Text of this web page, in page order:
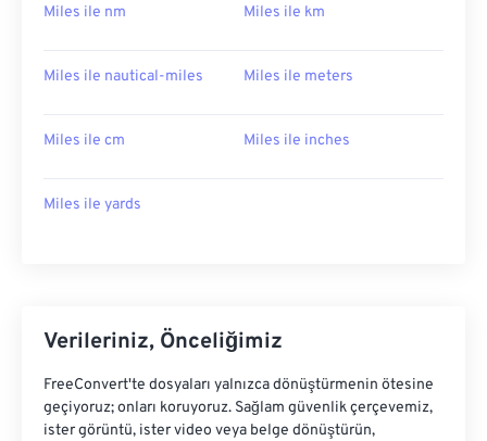
Miles ile nm Miles ile km
Miles ile nautical-miles Miles ile meters
Miles ile cm Miles ile inches
Miles ile yards
Verileriniz, Önceliğimiz
FreeConvert'te dosyaları yalnızca dönüştürmenin ötesine
geçiyoruz; onları koruyoruz. Sağlam güvenlik çerçevemiz,
ister görüntü, ister video veya belge dönüştürün,